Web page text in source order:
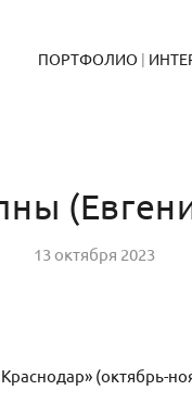
ПОРТФОЛИО
13 октября 2023